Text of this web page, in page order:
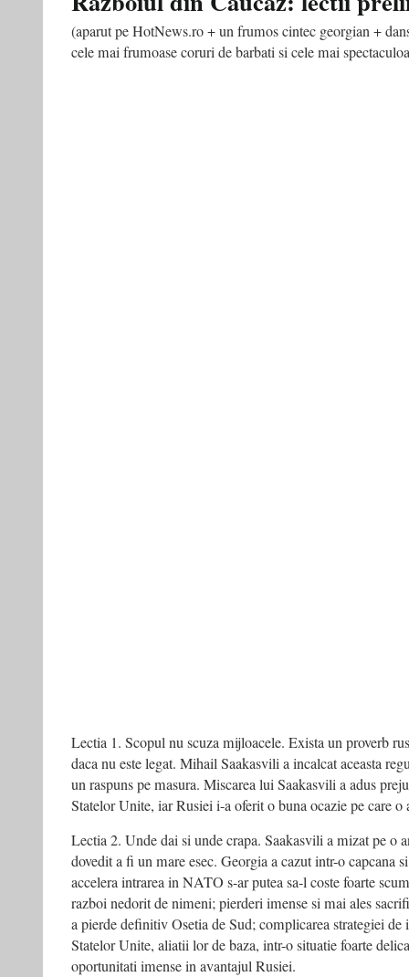
(aparut pe HotNews.ro + un frumos cintec georgian +
cele mai frumoase coruri de barbati si cele mai
Lectia 1. Scopul nu scuza mijloacele. Exista un proverb
daca nu este legat. Mihail Saakasvili a incalcat aceasta
un raspuns pe masura. Miscarea lui Saakasvili a adus
Statelor Unite, iar Rusiei i-a oferit o buna ocazie pe care o
Lectia 2. Unde dai si unde crapa. Saakasvili a mizat pe o
dovedit a fi un mare esec. Georgia a cazut intr-o capcana
accelera intrarea in NATO s-ar putea sa-l coste foarte
razboi nedorit de nimeni; pierderi imense si mai ales
a pierde definitiv Osetia de Sud; complicarea strategiei
Statelor Unite, aliatii lor de baza, intr-o situatie foarte
oportunitati imense in avantajul Rusiei.